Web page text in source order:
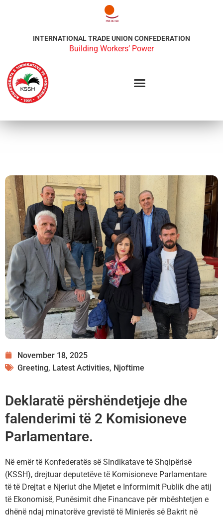
INTERNATIONAL TRADE UNION CONFEDERATION
Building Workers’ Power
November 18, 2025
Greeting, Latest Activities, Njoftime
Deklaratë përshëndetjeje dhe
falenderimi të 2 Komisioneve
Parlamentare.
Në emër të Konfederatës së Sindikatave të Shqipërisë
(KSSH), drejtuar deputetëve të Komisioneve Parlamentare
të të Drejtat e Njeriut dhe Mjetet e Informimit Publik dhe atij
të Ekonomisë, Punësimit dhe Financave për mbështetjen e
dhënë ndaj minatorëve grevistë të Minierës së Bakrit në